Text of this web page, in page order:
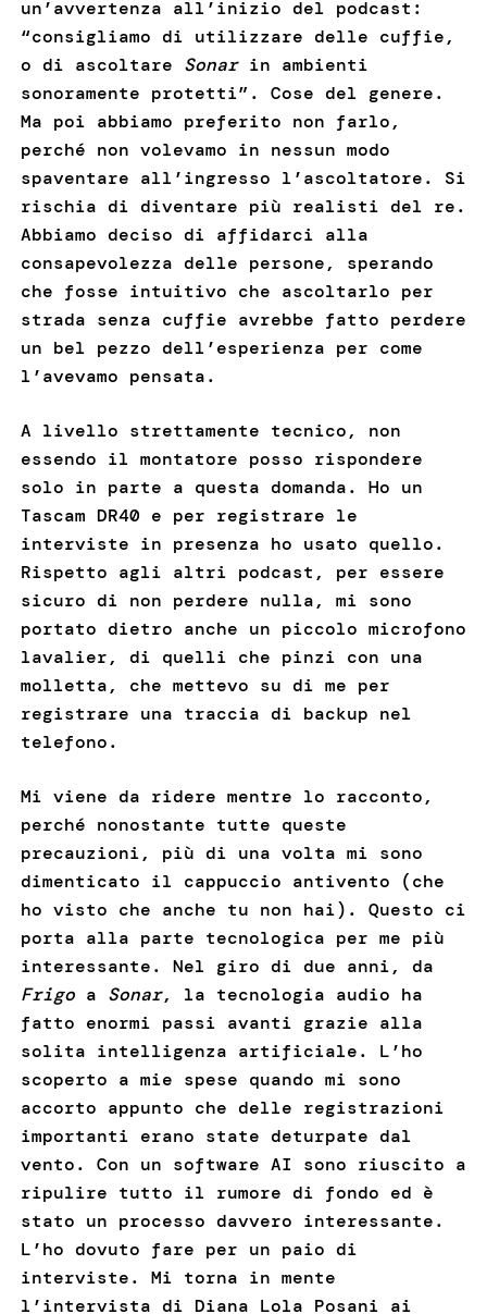
un’avvertenza all’inizio del podcast:
“consigliamo di utilizzare delle cuffie,
o di ascoltare Sonar in ambienti
sonoramente protetti”. Cose del genere.
Ma poi abbiamo preferito non farlo,
perché non volevamo in nessun modo
spaventare all’ingresso l’ascoltatore. Si
rischia di diventare più realisti del re.
Abbiamo deciso di affidarci alla
consapevolezza delle persone, sperando
che fosse intuitivo che ascoltarlo per
strada senza cuffie avrebbe fatto perdere
un bel pezzo dell’esperienza per come
l’avevamo pensata.
A livello strettamente tecnico, non
essendo il montatore posso rispondere
solo in parte a questa domanda. Ho un
Tascam DR40 e per registrare le
interviste in presenza ho usato quello.
Rispetto agli altri podcast, per essere
sicuro di non perdere nulla, mi sono
portato dietro anche un piccolo microfono
lavalier, di quelli che pinzi con una
molletta, che mettevo su di me per
registrare una traccia di backup nel
telefono.
Mi viene da ridere mentre lo racconto,
perché nonostante tutte queste
precauzioni, più di una volta mi sono
dimenticato il cappuccio antivento (che
ho visto che anche tu non hai). Questo ci
porta alla parte tecnologica per me più
interessante. Nel giro di due anni, da
Frigoa Sonar, la tecnologia audio ha
fatto enormi passi avanti grazie alla
solita intelligenza artificiale. L’ho
scoperto a mie spese quando mi sono
accorto appunto che delle registrazioni
importanti erano state deturpate dal
vento. Con un software AI sono riuscito a
ripulire tutto il rumore di fondo ed è
stato un processo davvero interessante.
L’ho dovuto fare per un paio di
interviste. Mi torna in mente
l’intervista di Diana Lola Posani ai